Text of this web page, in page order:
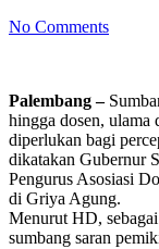
No Comments
Palembang –
hingga dosen, ulama
diperlukan bagi
dikatakan Gubernur
Pengurus Asosiasi
di Griya Agung.
Menurut HD,
sumbang saran